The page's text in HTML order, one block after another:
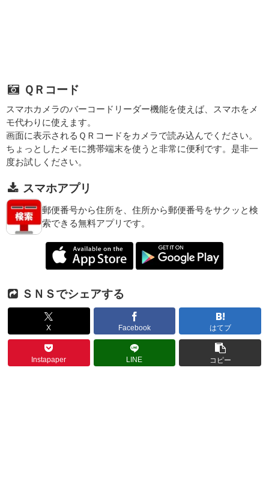
ＱＲコード
スマホカメラのバーコードリーダー機能を使えば、スマホをメ
モ代わりに使えます。
画面に表示されるＱＲコードをカメラで読み込んでください。
ちょっとしたメモに携帯端末を使うと非常に便利です。是非一
度お試しください。
スマホアプリ
郵便番号から住所を、住所から郵便番号をサクッと検
索できる無料アプリです。
ＳＮＳでシェアする
X Facebook はてブ
Instapaper LINE コピー